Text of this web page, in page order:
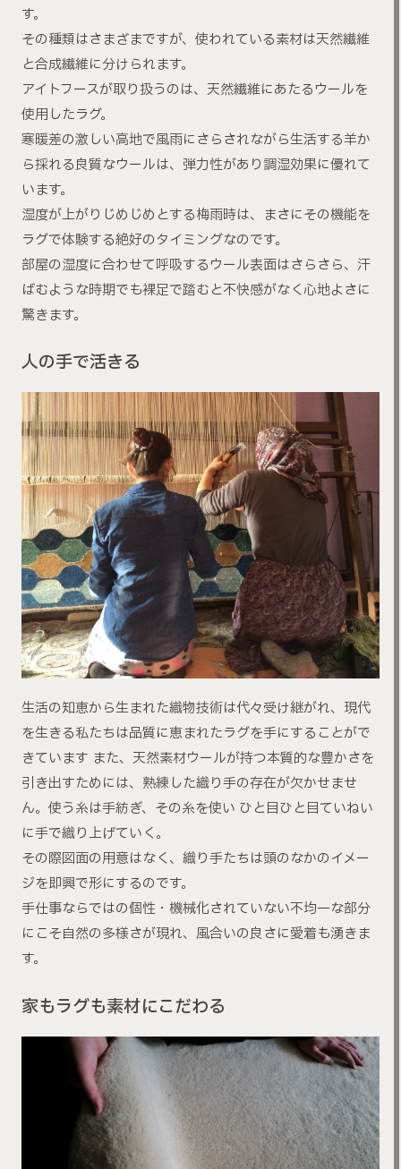
す。
その種類はさまざまですが、使われている素材は天然繊維
と合成繊維に分けられます。
アイトフースが取り扱うのは、天然繊維にあたるウールを
使用したラグ。
寒暖差の激しい高地で風雨にさらされながら生活する羊か
ら採れる良質なウールは、弾力性があり調湿効果に優れて
います。
湿度が上がりじめじめとする梅雨時は、まさにその機能を
ラグで体験する絶好のタイミングなのです。
部屋の湿度に合わせて呼吸するウール表面はさらさら、汗
ばむような時期でも裸足で踏むと不快感がなく心地よさに
驚きます。
人の手で活きる
生活の知恵から生まれた織物技術は代々受け継がれ、現代
を生きる私たちは品質に恵まれたラグを手にすることがで
きています また、天然素材ウールが持つ本質的な豊かさを
引き出すためには、熟練した織り手の存在が欠かせませ
ん。使う糸は手紡ぎ、その糸を使い ひと目ひと目ていねい
に手で織り上げていく。
その際図面の用意はなく、織り手たちは頭のなかのイメー
ジを即興で形にするのです。
手仕事ならではの個性・機械化されていない不均一な部分
にこそ自然の多様さが現れ、風合いの良さに愛着も湧きま
す。
家もラグも素材にこだわる